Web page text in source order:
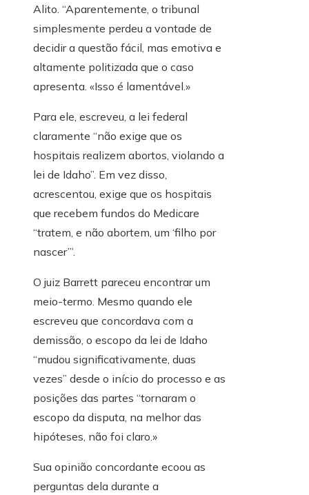
Alito. “Aparentemente, o tribunal
simplesmente perdeu a vontade de
decidir a questão fácil, mas emotiva e
altamente politizada que o caso
apresenta. «Isso é lamentável.»
Para ele, escreveu, a lei federal
claramente “não exige que os
hospitais realizem abortos, violando a
lei de Idaho”. Em vez disso,
acrescentou, exige que os hospitais
que recebem fundos do Medicare
“tratem, e não abortem, um ‘filho por
nascer’”.
O juiz Barrett pareceu encontrar um
meio-termo. Mesmo quando ele
escreveu que concordava com a
demissão, o escopo da lei de Idaho
“mudou significativamente, duas
vezes” desde o início do processo e as
posições das partes “tornaram o
escopo da disputa, na melhor das
hipóteses, não foi claro.»
Sua opinião concordante ecoou as
perguntas dela durante a